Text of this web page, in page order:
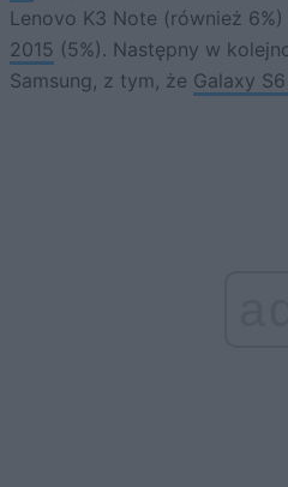
Lenovo K3 Note (również 6%)
2015 (5%). Następny w
Samsung, z tym, że Galaxy